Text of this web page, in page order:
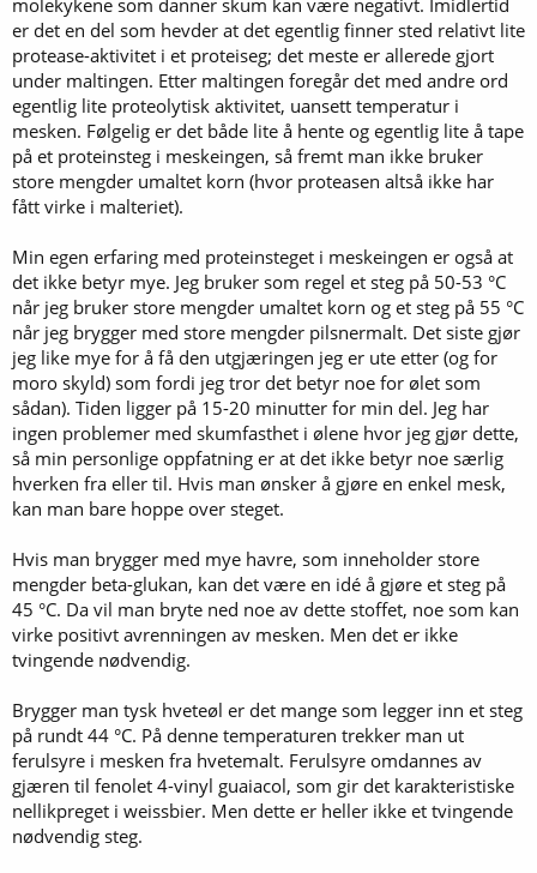
molekykene som danner skum kan være negativt. Imidlertid
er det en del som hevder at det egentlig finner sted relativt lite
protease-aktivitet i et proteiseg; det meste er allerede gjort
under maltingen. Etter maltingen foregår det med andre ord
egentlig lite proteolytisk aktivitet, uansett temperatur i
mesken. Følgelig er det både lite å hente og egentlig lite å tape
på et proteinsteg i meskeingen, så fremt man ikke bruker
store mengder umaltet korn (hvor proteasen altså ikke har
fått virke i malteriet).
Min egen erfaring med proteinsteget i meskeingen er også at
det ikke betyr mye. Jeg bruker som regel et steg på 50-53 °C
når jeg bruker store mengder umaltet korn og et steg på 55 °C
når jeg brygger med store mengder pilsnermalt. Det siste gjør
jeg like mye for å få den utgjæringen jeg er ute etter (og for
moro skyld) som fordi jeg tror det betyr noe for ølet som
sådan). Tiden ligger på 15-20 minutter for min del. Jeg har
ingen problemer med skumfasthet i ølene hvor jeg gjør dette,
så min personlige oppfatning er at det ikke betyr noe særlig
hverken fra eller til. Hvis man ønsker å gjøre en enkel mesk,
kan man bare hoppe over steget.
Hvis man brygger med mye havre, som inneholder store
mengder beta-glukan, kan det være en idé å gjøre et steg på
45 °C. Da vil man bryte ned noe av dette stoffet, noe som kan
virke positivt avrenningen av mesken. Men det er ikke
tvingende nødvendig.
Brygger man tysk hveteøl er det mange som legger inn et steg
på rundt 44 °C. På denne temperaturen trekker man ut
ferulsyre i mesken fra hvetemalt. Ferulsyre omdannes av
gjæren til fenolet 4-vinyl guaiacol, som gir det karakteristiske
nellikpreget i weissbier. Men dette er heller ikke et tvingende
nødvendig steg.